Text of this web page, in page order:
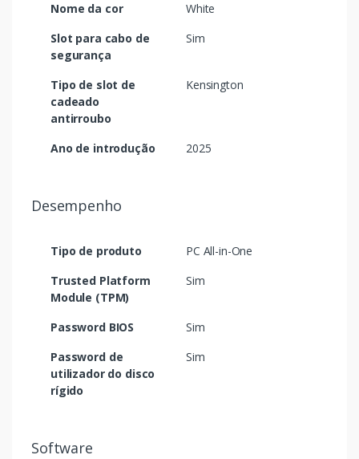
Nome da cor
White
Slot para cabo de
segurança
Sim
Tipo de slot de
cadeado
antirroubo
Kensington
Ano de introdução 2025
Desempenho
Tipo de produto
PC All-in-One
Trusted Platform
Module (TPM)
Sim
Password BIOS
Sim
Password de
utilizador do disco
rígido
Sim
Software